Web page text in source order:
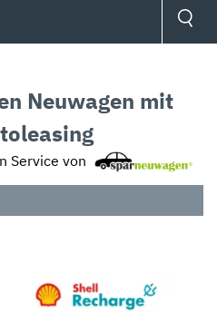
Neuwagen mit
Service von